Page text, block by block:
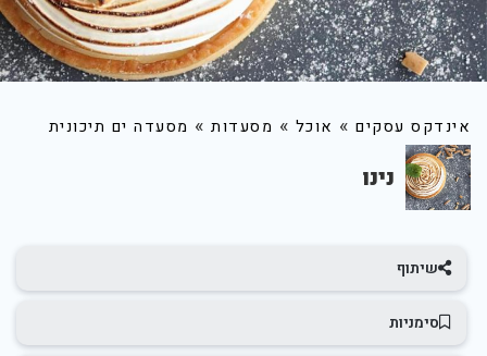
אינדקס עסקים » אוכל » מסעדות » מסעדה ים תיכונית
נינו
שיתוף
סימניות